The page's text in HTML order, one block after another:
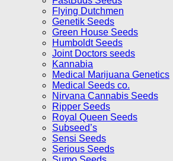
Flying Dutchmen
Genetik Seeds
Green House Seeds
Humboldt Seeds
Joint Doctors seeds
Kannabia
Medical Marijuana Genetics
Medical Seeds co.
Nirvana Cannabis Seeds
Ripper Seeds
Royal Queen Seeds
Subseed’s
Sensi Seeds
Serious Seeds